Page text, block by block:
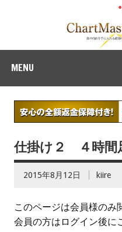
MENU
仕掛け２ ４時間
2015年8月12日 kiire
このページは会員様のみ
会員の方はログイン後に